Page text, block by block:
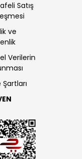
Satış
ve
Verilerin
Şartları